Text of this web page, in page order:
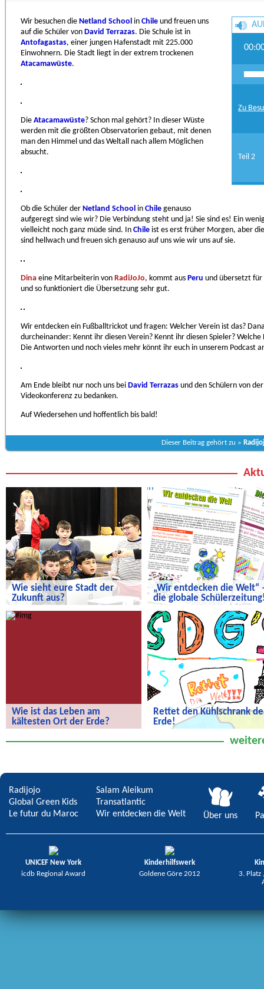
Zu
Teil 2
Wir besuchen die Netland School in Chile und freuen uns
auf die Schüler von David Terrazas. Die Schule ist in
Antofagastas, einer jungen Hafenstadt mit 225.000
Einwohnern. Die Stadt liegt in der extrem trockenen
Atacamawüste.
Die Atacamawüste? Schon mal gehört? In dieser Wüste
werden mit die größten Observatorien gebaut, mit denen
man den Himmel und das Weltall nach allem Möglichen
absucht.
Ob die Schüler der Netland School in Chile genauso
aufgeregt sind wie wir? Die Verbindung steht und ja! Sie sind es! Ein
vielleicht noch ganz müde sind. In Chile ist es erst früher Morgen, aber
sind hellwach und freuen sich genauso auf uns wie wir uns auf sie.
Dina eine Mitarbeiterin von RadiJoJo, kommt aus Peru und übersetzt
und so funktioniert die Übersetzung sehr gut.
Wir entdecken ein Fußballtrickot und fragen: Welcher Verein ist das?
durcheinander: Kennt ihr diesen Verein? Kennt ihr diesen Spieler?
Die Antworten und noch vieles mehr könnt ihr euch in unserem Podcast
Am Ende bleibt nur noch uns bei David Terrazas und den Schülern von
Videokonferenz zu bedanken.
Auf Wiedersehen und hoffentlich bis bald!
Dieser Beitrag gehört zu »
Wie sieht eure Stadt der
Zukunft aus?
Wie sieht eure Stadt der Zukunft aus?
„Wir entdecken die Welt“
die globale
„Wir entdecken die Welt“ – die
globale Schülerzeitung!
Wie ist das Leben am
kältesten Ort der Erde?
der Erde?
Rettet den Kühlschrank
Erde!
Radijojo
Global Green Kids
Le futur du Maroc
Salam Aleikum
Transatlantic
Wir entdecken die Welt
Über uns
UNICEF New York
icdb Regional Award
Kinderhilfswerk
Goldene Göre 2012
3. Platz